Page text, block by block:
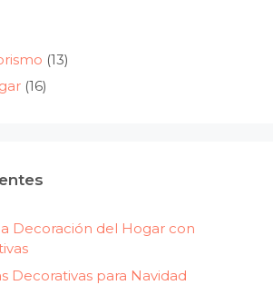
(13)
(16)
Decoración del Hogar con
Decorativas para Navidad